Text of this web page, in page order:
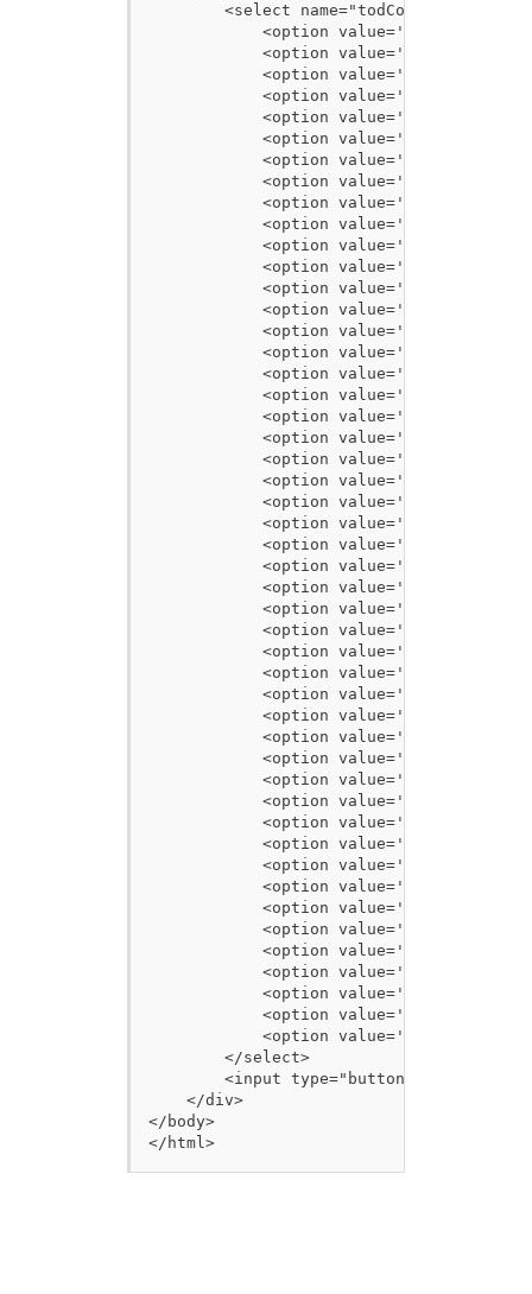
<select name="todCode"
<option value='01a'>北海道西
<option value='01b'>北海道東
<option value='02'>青森県</
<option value='03'>岩手県</
<option value='04'>宮城県</
<option value='05'>秋田県</
<option value='06'>山形県</
<option value='07'>福島県</
<option value='08'>茨城県</
<option value='09'>栃木県</
<option value='10'>群馬県</
<option value='11'>埼玉県</
<option value='12'>千葉県</
<option value='13'>東京都</
<option value='14'>神奈川県</
<option value='15'>新潟県</
<option value='16'>富山県</
<option value='17'>石川県</
<option value='18'>福井県</
<option value='19'>山梨県</
<option value='20'>長野県</
<option value='21'>岐阜県</
<option value='22'>静岡県</
<option value='23'>愛知県</
<option value='24'>三重県</
<option value='25'>滋賀県</
<option value='26'>京都府</
<option value='27'>大阪府</
<option value='28'>兵庫県</
<option value='29'>奈良県</
<option value='30'>和歌山県</
<option value='31'>鳥取県</
<option value='32'>島根県</
<option value='33'>岡山県</
<option value='34'>広島県</
<option value='35'>山口県</
<option value='36'>徳島県</
<option value='37'>香川県</
<option value='38'>愛媛県</
<option value='39'>高知県</
<option value='40'>福岡県</
<option value='41'>佐賀県</
<option value='42'>長崎県</
<option value='43'>熊本県</
<option value='44'>大分県</
<option value='45'>宮崎県</
<option value='46'>鹿児島県</
<option value='47'>沖縄県</
        </select>
<input type="button" value="地域
    </div>
</body>
</html>